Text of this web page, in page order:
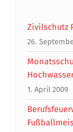
Zivilschutz
26.
1. April 2009